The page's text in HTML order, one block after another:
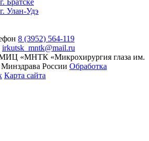
Улан-Удэ
8 (3952) 564-119
irkutsk_mntk@mail.ru
«МНТК «Микрохирургия глаза им.
России Обработка
Карта сайта